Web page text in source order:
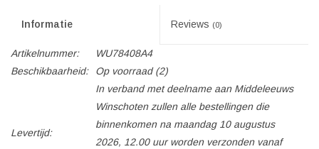
Informatie Reviews (0)
Artikelnummer:
WU78408A4
Beschikbaarheid:
Op voorraad(2)
Levertijd:
In verband met deelname aan Middeleeuws
Winschoten zullen alle bestellingen die
binnenkomen na maandag 10 augustus
2026, 12.00 uur worden verzonden vanaf